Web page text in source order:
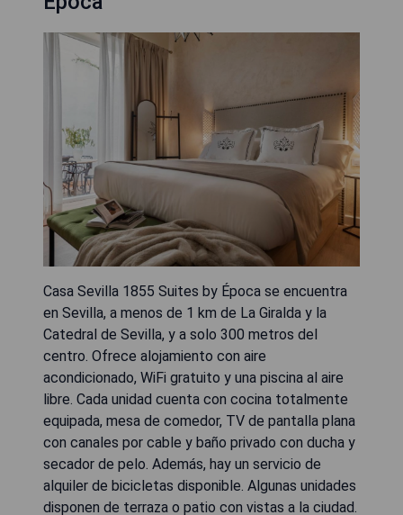
Casa Sevilla 1855 Suites by Época se encuentra
en Sevilla, a menos de 1 km de La Giralda y la
Catedral de Sevilla, y a solo 300 metros del
centro. Ofrece alojamiento con aire
acondicionado, WiFi gratuito y una piscina al aire
libre. Cada unidad cuenta con cocina totalmente
equipada, mesa de comedor, TV de pantalla plana
con canales por cable y baño privado con ducha y
secador de pelo. Además, hay un servicio de
alquiler de bicicletas disponible. Algunas unidades
disponen de terraza o patio con vistas a la ciudad.